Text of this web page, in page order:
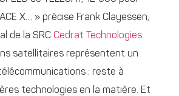
X… » précise Frank Clayessen,
de la SRC Cedrat Technologies.
satellitaires représentent un
: reste à
technologies en la matière. Et